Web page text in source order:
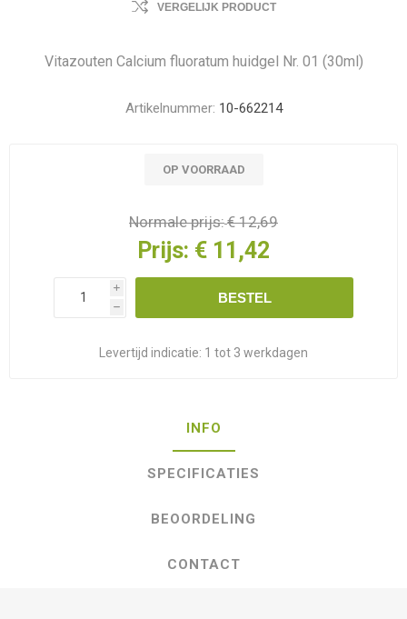
VERGELIJK PRODUCT
Vitazouten Calcium fluoratum huidgel Nr. 01 (30ml)
Artikelnummer: 10-662214
OP VOORRAAD
Normale prijs:€ 12,69
Prijs: € 11,42
i
h
BESTEL
Levertijd indicatie: 1 tot 3 werkdagen
INFO
SPECIFICATIES
BEOORDELING
CONTACT